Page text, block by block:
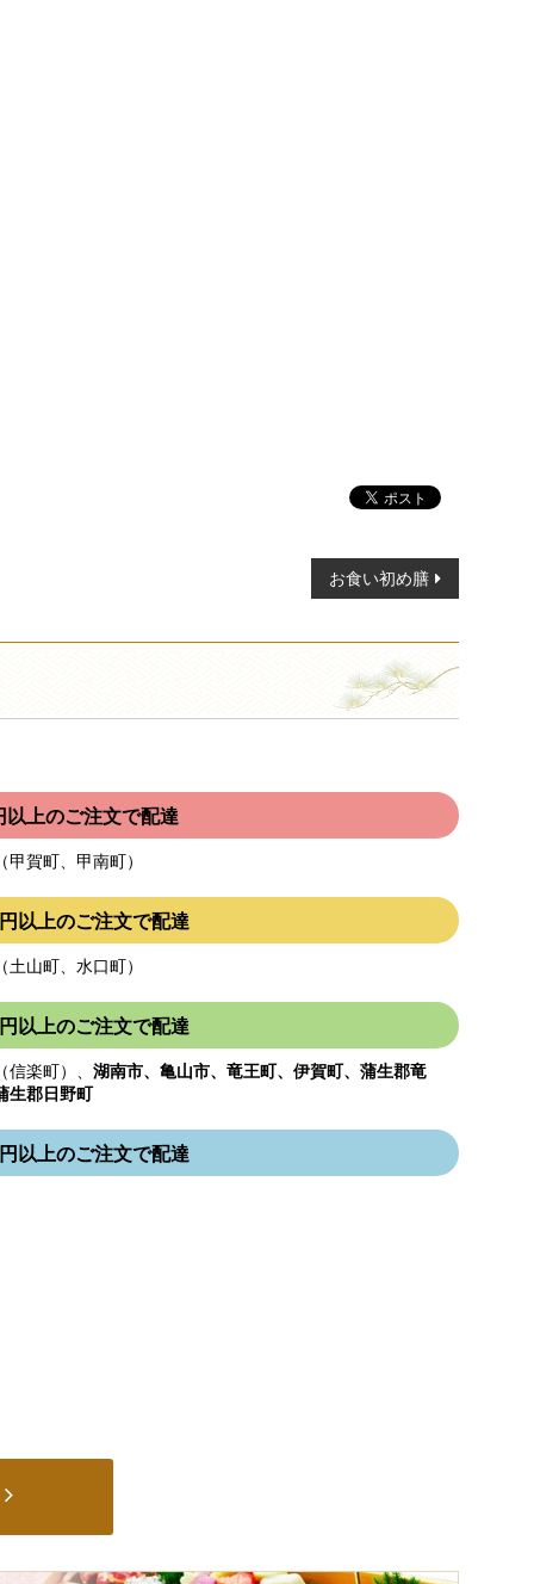
お食い初め膳
以上のご注文で配達
（甲賀町、甲南町）
以上のご注文で配達
（土山町、水口町）
以上のご注文で配達
（信楽町）、 湖南市、亀山市、竜王町、伊賀町、蒲生郡竜
生郡日野町
以上のご注文で配達